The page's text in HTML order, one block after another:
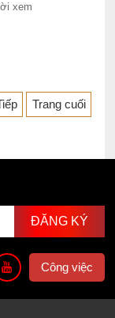
xem
Trang cuối
Công việc